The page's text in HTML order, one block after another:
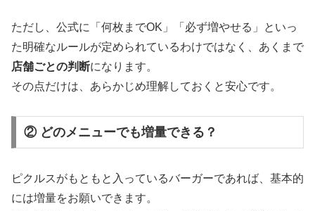
ただし、公式に「何枚までOK」「必ず増やせる」といっ
た明確なルールが定められているわけではなく、あくまで
店舗ごとの判断になります。
その点だけは、あらかじめ理解しておくと安心です。
② どのメニューでも増量できる？
ピクルスがもともと入っているバーガーであれば、基本的
には増量をお願いできます。